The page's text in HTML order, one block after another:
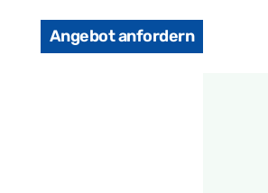
Angebot anfordern